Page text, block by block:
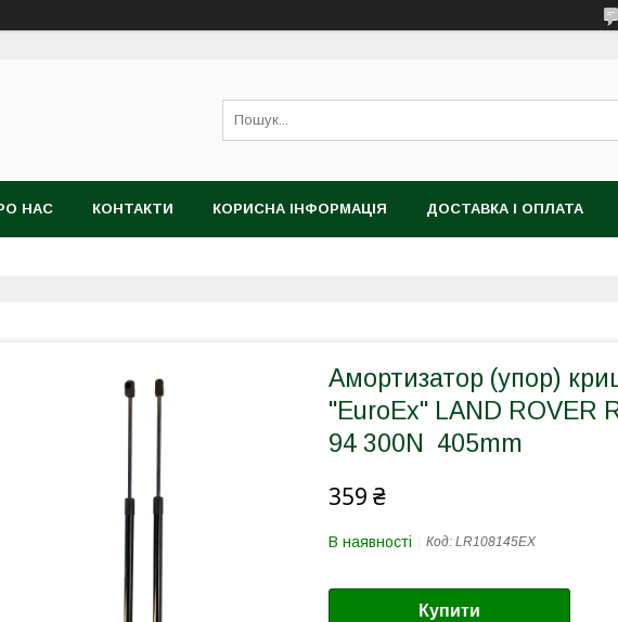
НАС КОНТАКТИ КОРИСНА ІНФОРМАЦІЯ ДОСТАВКА І ОПЛАТА
Амортизатор (упор)
"EuroEx" LAND ROVER
94 300N 405mm
359 ₴
В наявності Код: LR108145EX
Купити